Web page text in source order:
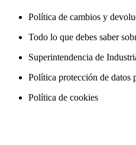
Política de cambios y
Todo lo que debes saber
Superintendencia de
Política protección de datos
Política de cookies